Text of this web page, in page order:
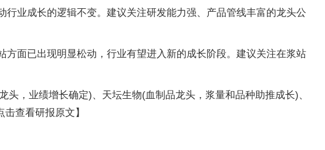
业成长的逻辑不变。建议关注研发能力强、产品管线丰富的龙头公
面已出现明显松动，行业有望进入新的成长阶段。建议关注在浆站
，业绩增长确定)、天坛生物(血制品龙头，浆量和品种助推成长)、
查看研报原文】